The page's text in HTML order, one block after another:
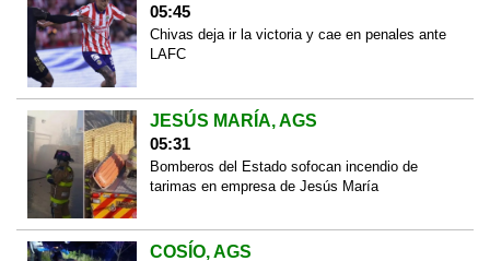
05:45
Chivas deja ir la victoria y cae en penales ante
LAFC
JESÚS MARÍA, AGS
05:31
Bomberos del Estado sofocan incendio de
tarimas en empresa de Jesús María
COSÍO, AGS